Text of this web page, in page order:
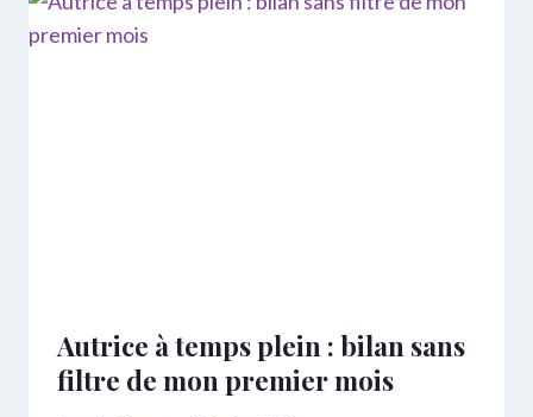
Autrice à temps plein : bilan sans
filtre de mon premier mois